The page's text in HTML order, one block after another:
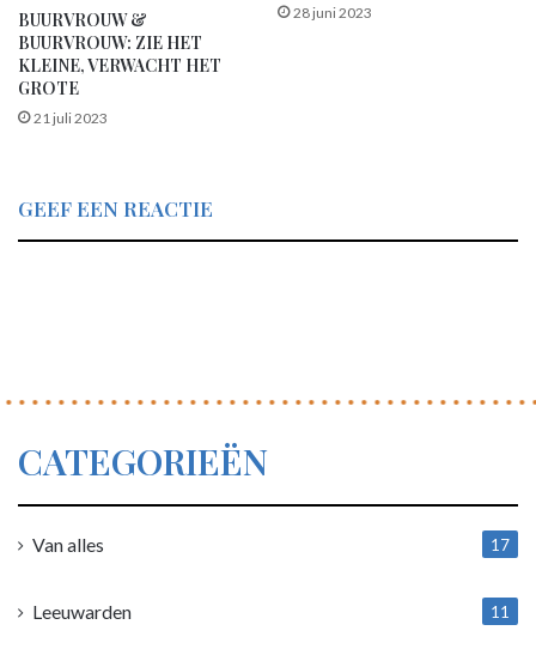
BUURVROUW &
BUURVROUW: ZIE HET
KLEINE, VERWACHT HET
GROTE
21 juli 2023
28 juni 2023
GEEF EEN REACTIE
CATEGORIEËN
Van alles
17
Leeuwarden
11